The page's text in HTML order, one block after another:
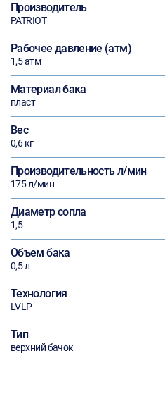
Производитель
PATRIOT
Рабочее давление (атм)
1,5 атм
Материал бака
пласт
Вес
0,6 кг
Производительность л/мин
175 л/мин
Диаметр сопла
1,5
Объем бака
0,5 л
Технология
LVLP
Тип
верхний бачок